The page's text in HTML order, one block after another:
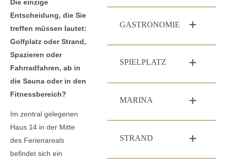
Die einzige
Entscheidung, die Sie
treffen müssen lautet:
Golfplatz oder Strand,
Spazieren oder
Fahrradfahren, ab in
die Sauna oder in den
Fitnessbereich?
Im zentral gelegenen
Haus 14 in der Mitte
des Ferienareals
befindet sich ein
GASTRONOMIE
SPIELPLATZ
MARINA
STRAND